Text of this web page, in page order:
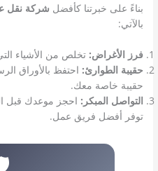
بناءً على خبرتنا كأفضل شركة نقل
بالآتي:
فرز الأغراض: تخلص من الأشياء
حقيبة الطوارئ: احتفظ بالأوراق
حقيبة خاصة معك.
التواصل المبكر:
توفر أفضل فريق عمل.